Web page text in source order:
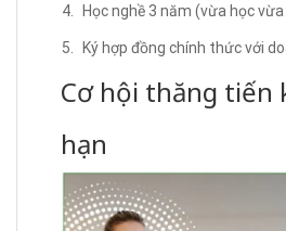
Học nghề 3 năm (vừa học
Ký hợp đồng chính thức với
Cơ hội thăng tiến
hạn